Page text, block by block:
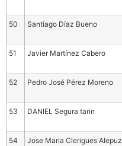
50 Santiago Díaz Bueno
51 Javier Martínez Cabero
52 Pedro José Pérez Moreno
53 DANIEL Segura tarin
54 Jose Maria Clerigues Alepuz